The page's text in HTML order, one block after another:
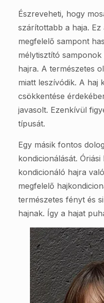
Észreveheti, hogy
szárítottabb a haja.
megfelelő sampont
mélytisztító
hajra. A természetes
miatt leszívódik. A haj
csökkentése
javasolt. Ezenkívül
típusát.
Egy másik fontos
kondicionálását.
kondicionáló hajra
megfelelő
természetes fényt és
hajnak. Így a hajat